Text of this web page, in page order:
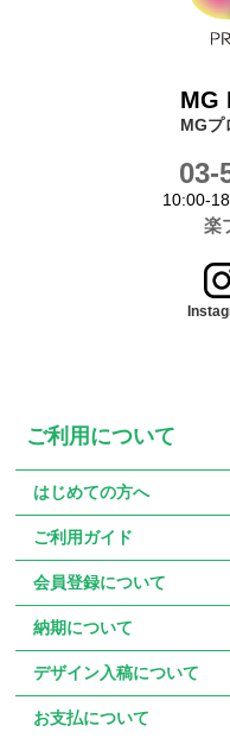
MG
MGプ
03-
10:00-
楽
ご利用について
はじめての方へ
ご利用ガイド
会員登録について
納期について
デザイン入稿について
お支払について